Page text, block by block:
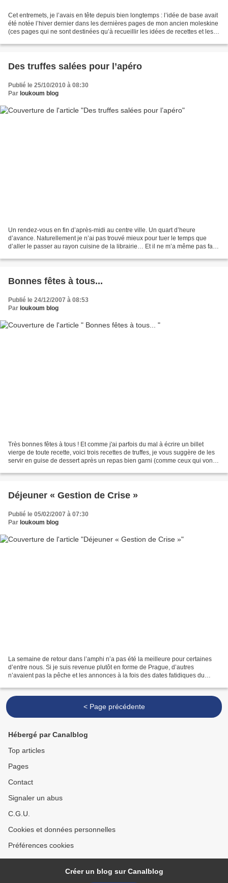
Cet entremets, je l’avais en tête depuis bien longtemps : l’idée de base avait
été notée l’hiver dernier dans les dernières pages de mon ancien moleskine
(ces pages qui ne sont destinées qu’à recueillir les idées de recettes et les
Des truffes salées pour l’apéro
Publié le 25/10/2010 à 08:30
Par loukoum blog
Un rendez-vous en fin d’après-midi au centre ville. Un quart d’heure
d’avance. Naturellement je n’ai pas trouvé mieux pour tuer le temps que
d’aller le passer au rayon cuisine de la librairie… Et il ne m’a même pas fallu
Bonnes fêtes à tous...
Publié le 24/12/2007 à 08:53
Par loukoum blog
Très bonnes fêtes à tous ! Et comme j'ai parfois du mal à écrire un billet
vierge de toute recette, voici trois recettes de truffes, je vous suggère de les
servir en guise de dessert après un repas bien garni (comme ceux qui vont
Déjeuner « Gestion de Crise »
Publié le 05/02/2007 à 07:30
Par loukoum blog
La semaine de retour dans l’amphi n’a pas été la meilleure pour certaines
d’entre nous. Si je suis revenue plutôt en forme de Prague, d’autres
n’avaient pas la pêche et les annonces à la fois des dates fatidiques du
< Page précédente
Hébergé par Canalblog
Top articles
Pages
Contact
Signaler un abus
C.G.U.
Cookies et données personnelles
Préférences cookies
Créer un blog sur Canalblog